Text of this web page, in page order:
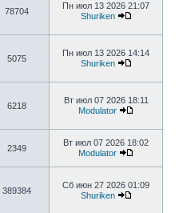
78704
Пн июл 13 2026 21:07
Shuriken
5075
Пн июл 13 2026 14:14
Shuriken
6218
Вт июл 07 2026 18:11
Modulator
2349
Вт июл 07 2026 18:02
Modulator
389384
Сб июн 27 2026 01:09
Shuriken